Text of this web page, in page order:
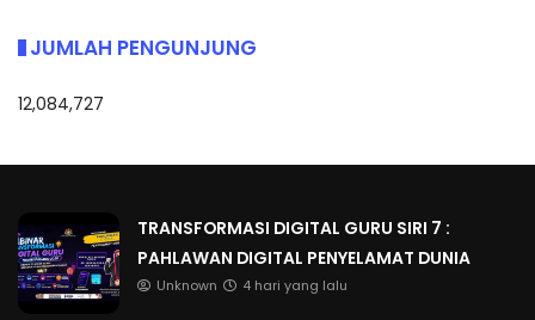
JUMLAH PENGUNJUNG
12,084,727
TRANSFORMASI DIGITAL GURU SIRI 7 :
PAHLAWAN DIGITAL PENYELAMAT DUNIA
Unknown 4 hari yang lalu